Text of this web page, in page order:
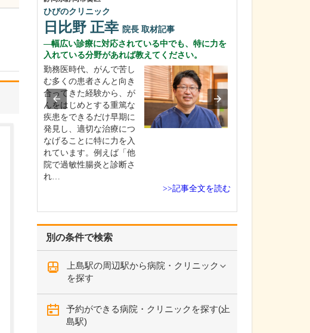
別の条件で検索
上島駅の周辺駅から病院・クリニック
を探す
予約ができる病院・クリニックを探す(上
島駅)
ひびのクリニック
日比野 正幸 院長 取材記事
幅広い診療に対応されている中でも、特に力を
入れている分野があれば教えてください。
勤務医時代、がんで苦し
む多くの患者さんと向き
合ってきた経験から、が
んをはじめとする重篤な
疾患をできるだけ早期に
発見し、適切な治療につ
なげることに特に力を入
れています。例えば「他
院で過敏性腸炎と診断さ
れ…
>>記事全文を読む